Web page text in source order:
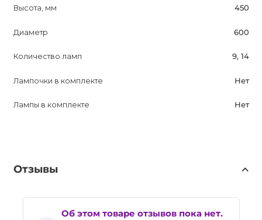
Высота, мм 450
Диаметр 600
Количество ламп 9, 14
Лампочки в комплекте Нет
Лампы в комплекте Нет
Отзывы
Об этом товаре отзывов пока нет.